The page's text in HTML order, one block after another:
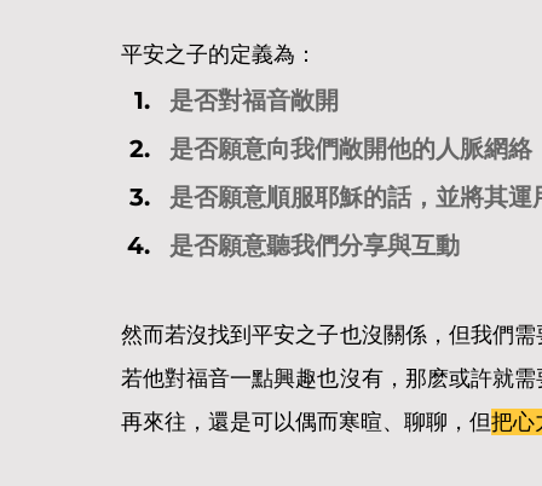
平安之子的定義為：
是否對福音敞開
是否願意向我們敞開他的人脈網
是否願意順服耶穌的話，並將其運
是否願意聽我們分享與互動
然而若沒找到平安之子也沒關係，但我們需
若他對福音一點興趣也沒有，那麽或許就
再來往，還是可以偶而寒暄、聊聊，但把心